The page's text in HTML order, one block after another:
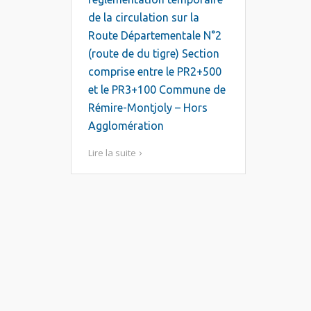
de la circulation sur la
Route Départementale N°2
(route de du tigre) Section
comprise entre le PR2+500
et le PR3+100 Commune de
Rémire-Montjoly – Hors
Agglomération
Lire la suite